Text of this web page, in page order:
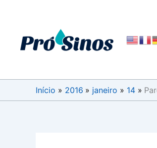
conteúdo
Início 2016 janeiro 14